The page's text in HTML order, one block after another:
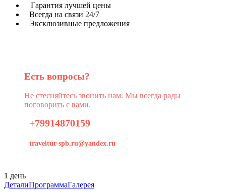
Гарантия лучшей цены
Всегда на связи 24/7
Эксклюзивные предложения
Есть вопросы?
Не стесняйтесь звонить нам. Мы всегда рады
поговорить с вами.
+79914870159
traveltur-spb.ru@yandex.ru
1 день
ДеталиПрограммаГалерея